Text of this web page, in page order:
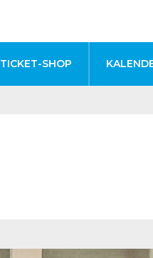
TICKET-SHOP